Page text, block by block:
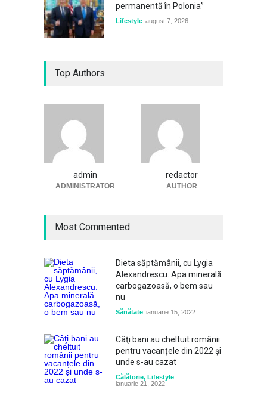
permanentă în Polonia”
Lifestyle august 7, 2026
Top Authors
admin
ADMINISTRATOR
redactor
AUTHOR
Most Commented
Dieta săptămânii, cu Lygia
Alexandrescu. Apa minerală
carbogazoasă, o bem sau
nu
Sănătate ianuarie 15, 2022
Câţi bani au cheltuit românii
pentru vacanțele din 2022 și
unde s-au cazat
Călătorie, Lifestyle
ianuarie 21, 2022